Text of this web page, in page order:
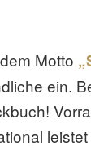
Motto
ein.